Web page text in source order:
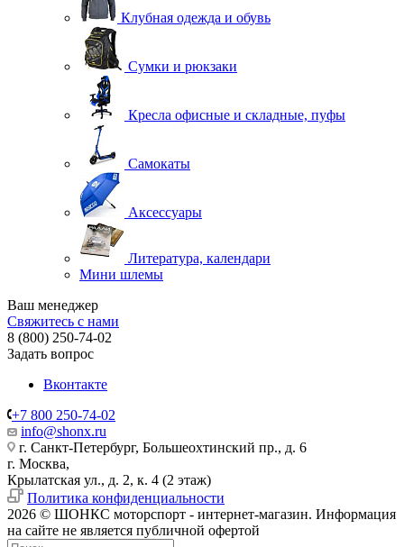
Клубная одежда и обувь
Сумки и рюкзаки
Кресла офисные и складные, пуфы
Самокаты
Аксессуары
Литература, календари
Мини шлемы
Ваш менеджер
Свяжитесь с нами
8 (800) 250-74-02
Задать вопрос
Вконтакте
+7 800 250-74-02
info@shonx.ru
г. Санкт-Петербург, Большеохтинский пр., д. 6
г. Москва,
Крылатская ул., д. 2, к. 4 (2 этаж)
Политика конфиденциальности
2026 © ШОНКС моторспорт - интернет-магазин. Информация
на сайте не является публичной офертой